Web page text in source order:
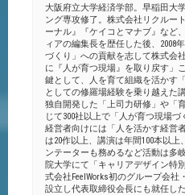
大阪府立大学経済学部。早稲田大
ング専攻修了。株式会社リクルー
ーナル』『ケイコとマナブ』など
ィアの編集長を歴任した後、2008
づくり」への貢献を志して株式会
に『人が育つ現場』を取り戻す」
鍵として、人を育て組織を活かす
としての修羅場経験を乗り越えた
独自開発した「上司力研修」や「
じて300社以上で「人が育つ現場
経営者向けには「人を活かす経営
は20作以上、講演は年間100本以
ンテーターも務めるなど活動は多
院大学にて「キャリアデザイン特
式会社FeelWorks初のグループ会
設立し代表取締役会長にも就任した